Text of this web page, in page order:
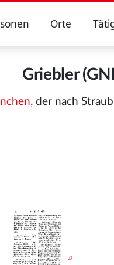
Orte
Griebler
, der nach